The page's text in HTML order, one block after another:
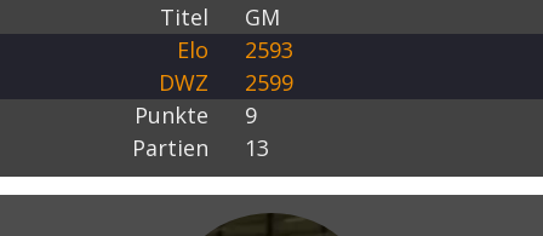
Titel
GM
Elo
2593
DWZ
2599
Punkte
9
Partien
13